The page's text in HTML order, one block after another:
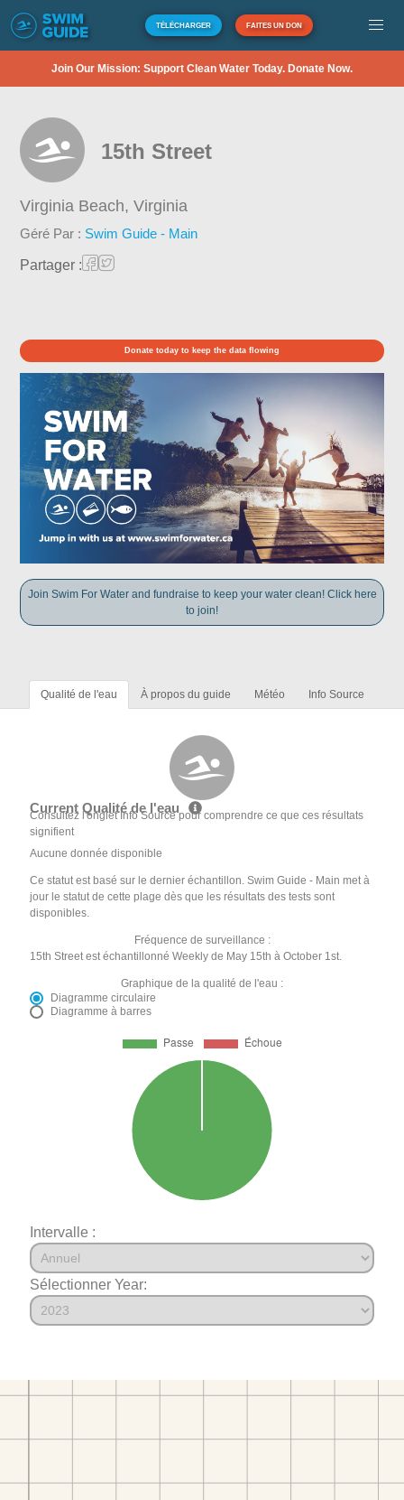
TÉLÉCHARGER FAITES UN DON
Join Our Mission: Support Clean Water Today. Donate Now.
15th Street
Virginia Beach,Virginia
Géré Par : Swim Guide - Main
Partager :
Donate today to keep the data flowing
Join Swim For Water and fundraise to keep your water clean! Click here
to join!
Qualité de l'eau À propos du guide Météo Info Source
Current Qualité de l'eau
Consultez l'onglet Info Source pour comprendre ce que ces résultats
signifient
Aucune donnée disponible
Ce statut est basé sur le dernier échantillon. Swim Guide - Main met à
jour le statut de cette plage dès que les résultats des tests sont
disponibles.
Fréquence de surveillance :
15th Street est échantillonné Weekly de May 15th à October 1st.
Graphique de la qualité de l'eau :
Diagramme circulaire
Diagramme à barres
Intervalle :
Sélectionner Year: